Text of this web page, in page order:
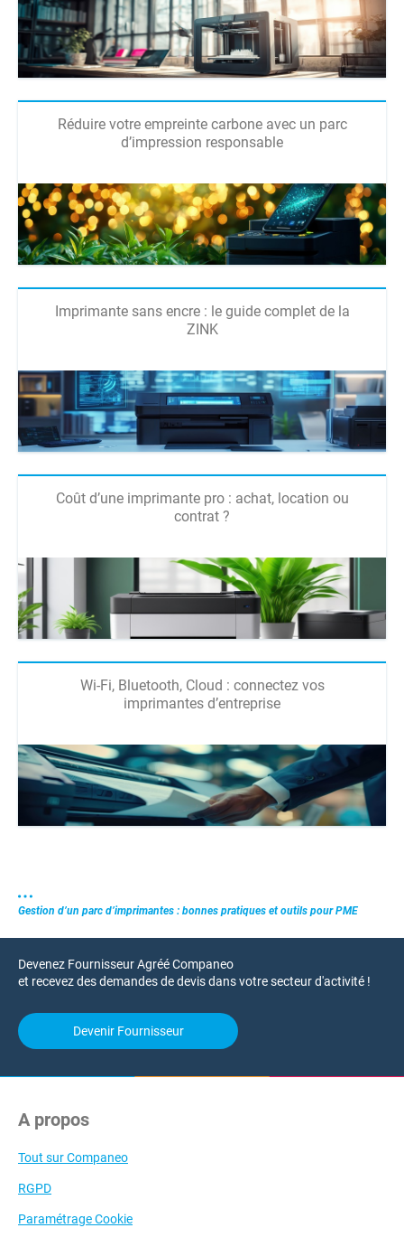
Réduire votre empreinte carbone avec un parc
d’impression responsable
Imprimante sans encre : le guide complet de la
ZINK
Coût d’une imprimante pro : achat, location ou
contrat ?
Wi-Fi, Bluetooth, Cloud : connectez vos
imprimantes d’entreprise
Gestion d’un parc d’imprimantes : bonnes pratiques et outils pour PME
Devenez Fournisseur Agréé Companeo
et recevez des demandes de devis dans votre secteur d'activité !
Devenir Fournisseur
A propos
Tout sur Companeo
RGPD
Paramétrage Cookie